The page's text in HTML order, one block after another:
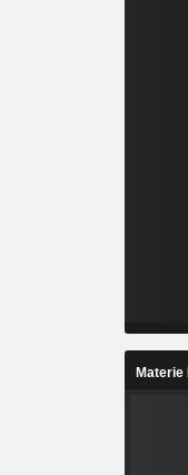
Materie